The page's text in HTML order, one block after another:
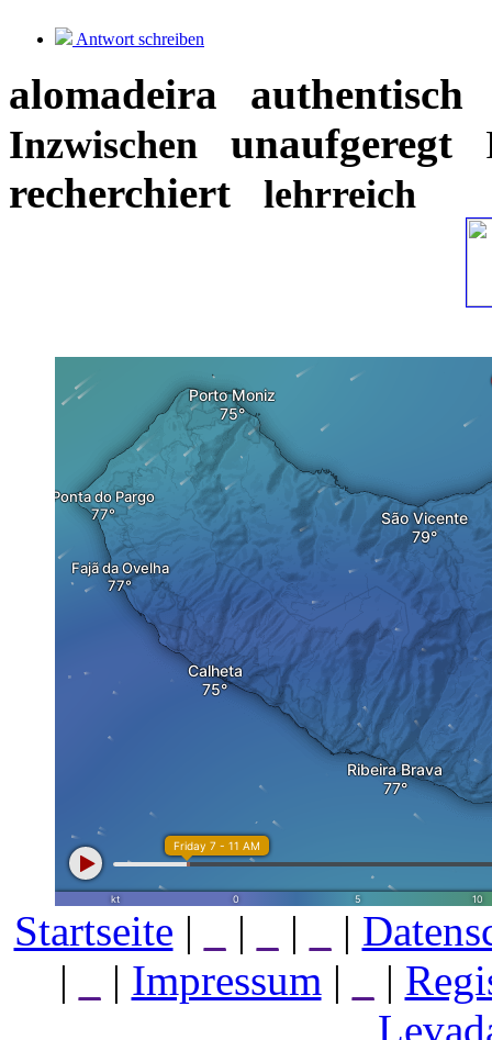
Antwort schreiben
alomadeira authentisch
Inzwischen unaufgeregt
recherchiert lehrreich
Startseite | | | |
|
| Impressum | |